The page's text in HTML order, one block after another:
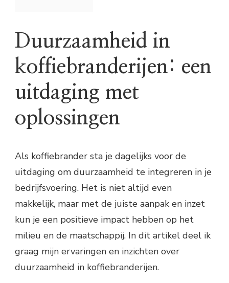
Duurzaamheid in
koffiebranderijen: een
uitdaging met
oplossingen
Als koffiebrander sta je dagelijks voor de
uitdaging om duurzaamheid te integreren in je
bedrijfsvoering. Het is niet altijd even
makkelijk, maar met de juiste aanpak en inzet
kun je een positieve impact hebben op het
milieu en de maatschappij. In dit artikel deel ik
graag mijn ervaringen en inzichten over
duurzaamheid in koffiebranderijen.